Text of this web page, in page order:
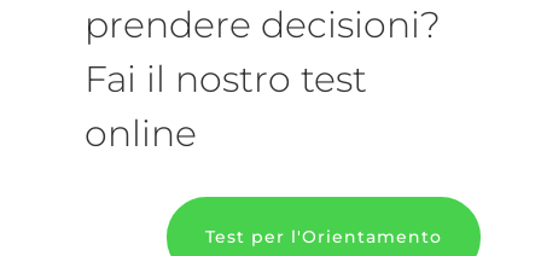
prendere decisioni?
Fai il nostro test
online
Test per l'Orientamento